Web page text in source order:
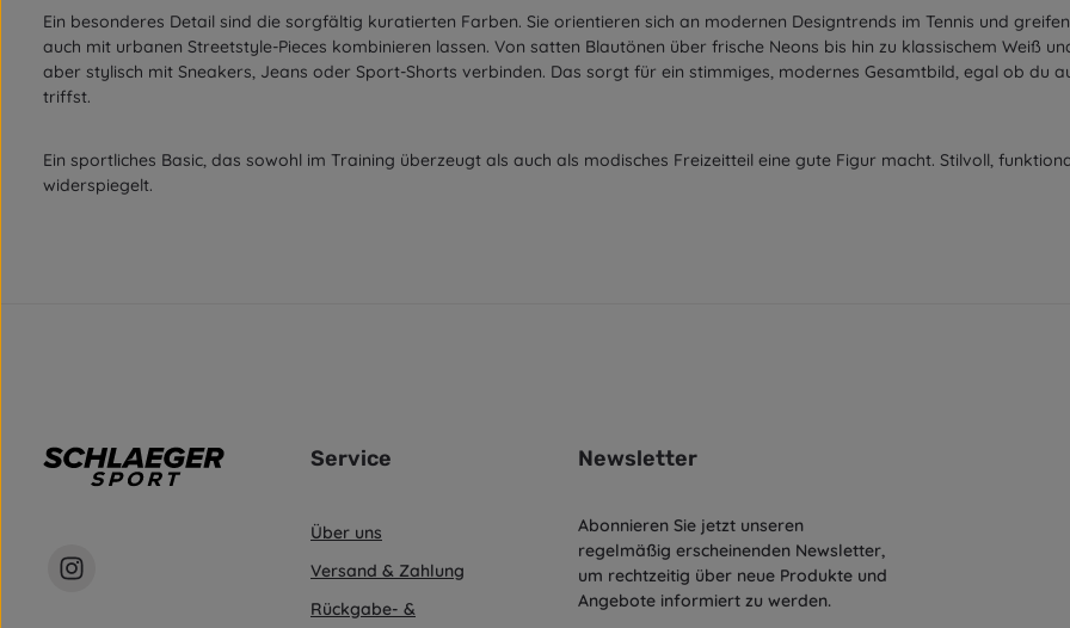
Ein besonderes Detail sind die sorgfältig kuratierten Farben. Sie orientieren sich an modernen Designtrends im Tennis und
auch mit urbanen Streetstyle-Pieces kombinieren lassen. Von satten Blautönen über frische Neons bis hin zu klassischem Weiß
aber stylisch mit Sneakers, Jeans oder Sport-Shorts verbinden. Das sorgt für ein stimmiges, modernes Gesamtbild, egal ob du
triffst.
Ein sportliches Basic, das sowohl im Training überzeugt als auch als modisches Freizeitteil eine gute Figur macht. Stilvoll,
widerspiegelt.
Service
Über uns
Versand & Zahlung
Rückgabe- &
Newsletter
Abonnieren Sie jetzt unseren
regelmäßig erscheinenden Newsletter,
um rechtzeitig über neue Produkte und
Angebote informiert zu werden.